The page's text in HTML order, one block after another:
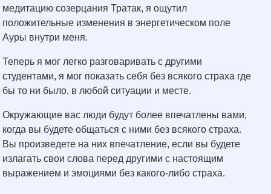
медитацию созерцания Тратак, я ощутил
положительные изменения в энергетическом поле
Ауры внутри меня.
Теперь я мог легко разговаривать с другими
студентами, я мог показать себя без всякого страха где
бы то ни было, в любой ситуации и месте.
Окружающие вас люди будут более впечатлены вами,
когда вы будете общаться с ними без всякого страха.
Вы произведете на них впечатление, если вы будете
излагать свои слова перед другими с настоящим
выражением и эмоциями без какого-либо страха.